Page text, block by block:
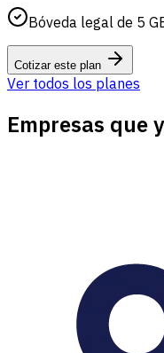
Bóveda legal de 5
Cotizar este plan
Ver todos los planes
Empresas que